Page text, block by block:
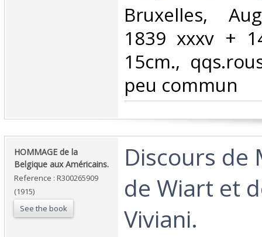
‎Bruxelles,
1839 xxxv +
15cm.,
peu commun‎
‎HOMMAGE de la
Belgique aux Américains.‎
Reference : R300265909
(1915)
See the book
‎Discours de
de Wiart et
Viviani.‎